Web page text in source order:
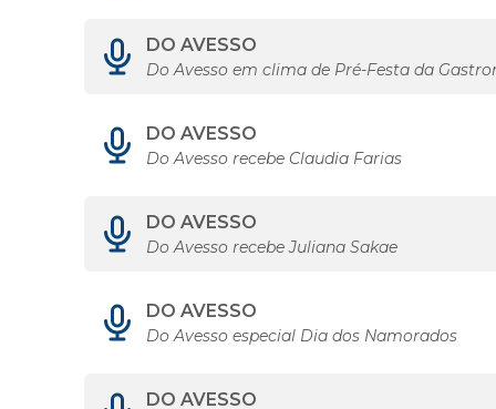
DO AVESSO
Do Avesso em clima de Pré-Festa da
DO AVESSO
Do Avesso recebe Claudia Farias
DO AVESSO
Do Avesso recebe Juliana Sakae
DO AVESSO
Do Avesso especial Dia dos Namorados
DO AVESSO